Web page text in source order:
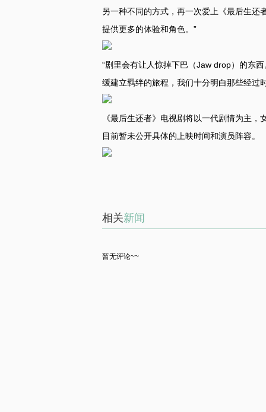
另一种不同的方式，再一次爱上《最后生还
提供更多的体验和角色。”
“剧里会有让人惊掉下巴（Jaw drop）的东
缓建立羁绊的旅程，我们十分明白那些经过
《最后生还者》电视剧将以一代剧情为主
目前暂未公开具体的上映时间和演员阵容。
相关新闻
暂无评论~~